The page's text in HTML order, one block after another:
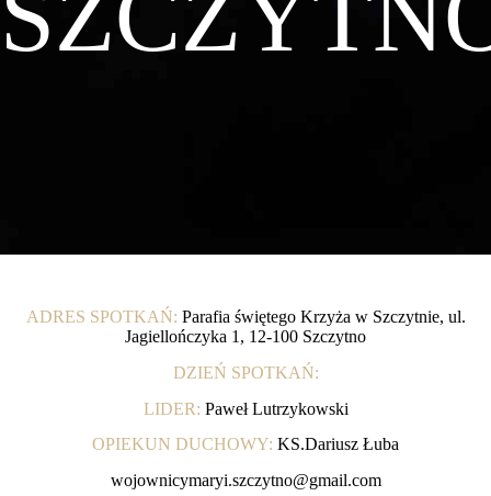
ADRES SPOTKAŃ: Parafia świętego Krzyża w Szczytnie, ul.
Jagiellończyka 1, 12-100 Szczytno
DZIEŃ SPOTKAŃ:
LIDER: Paweł Lutrzykowski
OPIEKUN DUCHOWY: KS.Dariusz Łuba
wojownicymaryi.szczytno@gmail.com